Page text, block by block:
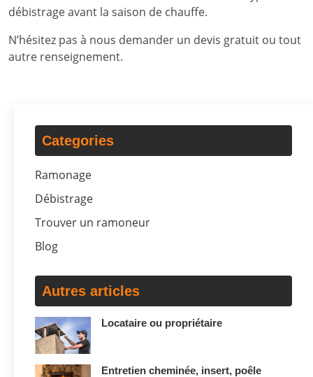
débistrage avant la saison de chauffe.
N’hésitez pas à nous demander un devis gratuit ou tout
autre renseignement.
Categories
Ramonage
Débistrage
Trouver un ramoneur
Blog
Autres articles
Locataire ou propriétaire
Entretien cheminée, insert, poêle